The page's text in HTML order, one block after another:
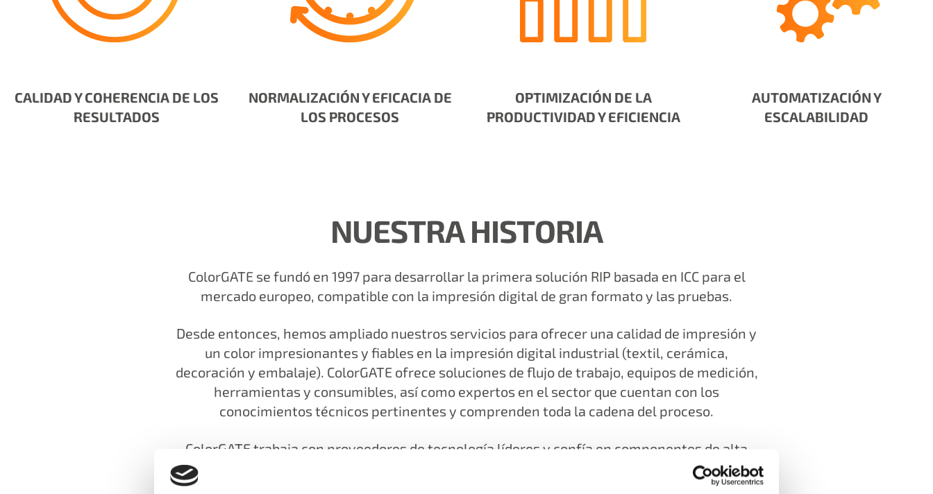
CALIDAD Y COHERENCIA DE LOS
RESULTADOS
NORMALIZACIÓN Y EFICACIA DE
LOS PROCESOS
OPTIMIZACIÓN DE LA
PRODUCTIVIDAD Y EFICIENCIA
AUTOMATIZACIÓN Y
ESCALABILIDAD
NUESTRA HISTORIA
ColorGATE se fundó en 1997 para desarrollar la primera solución RIP basada en ICC para el
mercado europeo, compatible con la impresión digital de gran formato y las pruebas.
Desde entonces, hemos ampliado nuestros servicios para ofrecer una calidad de impresión y
un color impresionantes y fiables en la impresión digital industrial (textil, cerámica,
decoración y embalaje). ColorGATE ofrece soluciones de flujo de trabajo, equipos de medición,
herramientas y consumibles, así como expertos en el sector que cuentan con los
conocimientos técnicos pertinentes y comprenden toda la cadena del proceso.
ColorGATE trabaja con proveedores de tecnología líderes y confía en componentes de alta
calidad. Nos comprometemos a ofrecer a nuestros clientes la mejor solución de impresión